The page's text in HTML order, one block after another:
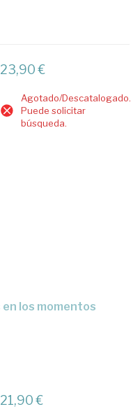
23,90 €
Agotado/Descatalogado.
Puede solicitar
búsqueda.
21,90 €